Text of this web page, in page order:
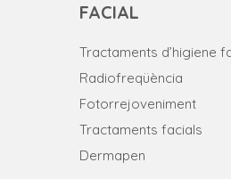
FACIAL
Tractaments d’higiene
Radiofreqüència
Fotorrejoveniment
Tractaments facials
Dermapen